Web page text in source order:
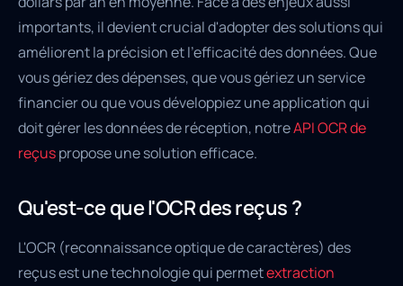
importants, il devient crucial d'adopter des solutions qui
améliorent la précision et l'efficacité des données. Que
vous gériez des dépenses, que vous gériez un service
financier ou que vous développiez une application qui
doit gérer les données de réception, notreAPI OCR de
reçuspropose une solution efficace.
Qu'est-ce que l'OCR des reçus ?
L'OCR (reconnaissance optique de caractères) des
reçus est une technologie qui permetextraction